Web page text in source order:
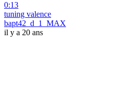
0:13
tuning valence
bapt42_d_1_MAX
il y a 20 ans